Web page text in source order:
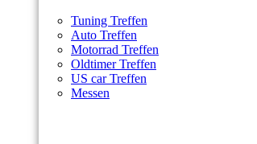
Tuning Treffen
Auto Treffen
Motorrad Treffen
Oldtimer Treffen
US car Treffen
Messen